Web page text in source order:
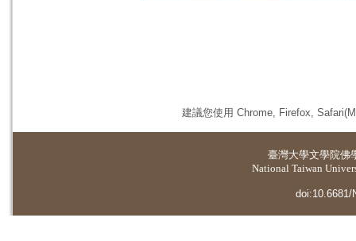
建議您使用 Chrome, Firefox,
臺灣大學文學院佛
National Taiwan
doi:10.6681/